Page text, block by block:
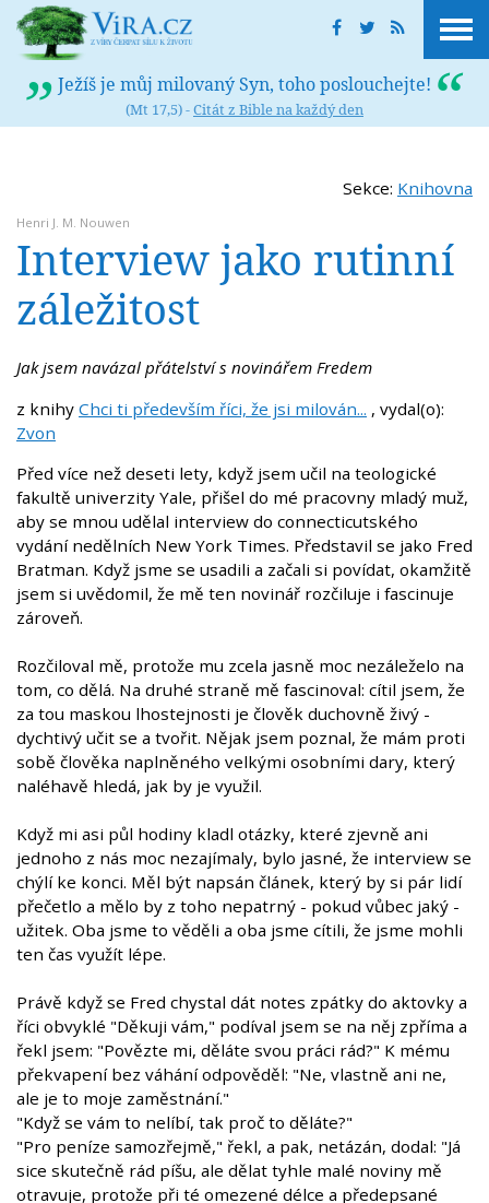
Ježíš je můj milovaný Syn, toho poslouchejte!
(Mt 17,5) -Citát z Bible na každý den
Sekce: Knihovna
Henri J. M. Nouwen
Interview jako rutinní
záležitost
Jak jsem navázal přátelství s novinářem Fredem
z knihy Chci ti především říci, že jsi milován... , vydal(o):
Zvon
Před více než deseti lety, když jsem učil na teologické
fakultě univerzity Yale, přišel do mé pracovny mladý muž,
aby se mnou udělal interview do connecticutského
vydání nedělních New York Times. Představil se jako Fred
Bratman. Když jsme se usadili a začali si povídat, okamžitě
jsem si uvědomil, že mě ten novinář rozčiluje i fascinuje
zároveň.
Rozčiloval mě, protože mu zcela jasně moc nezáleželo na
tom, co dělá. Na druhé straně mě fascinoval: cítil jsem, že
za tou maskou lhostejnosti je člověk duchovně živý -
dychtivý učit se a tvořit. Nějak jsem poznal, že mám proti
sobě člověka naplněného velkými osobními dary, který
naléhavě hledá, jak by je využil.
Když mi asi půl hodiny kladl otázky, které zjevně ani
jednoho z nás moc nezajímaly, bylo jasné, že interview se
chýlí ke konci. Měl být napsán článek, který by si pár lidí
přečetlo a mělo by z toho nepatrný - pokud vůbec jaký -
užitek. Oba jsme to věděli a oba jsme cítili, že jsme mohli
ten čas využít lépe.
Právě když se Fred chystal dát notes zpátky do aktovky a
říci obvyklé "Děkuji vám," podíval jsem se na něj zpříma a
řekl jsem: "Povězte mi, děláte svou práci rád?" K mému
překvapení bez váhání odpověděl: "Ne, vlastně ani ne,
ale je to moje zaměstnání."
"Když se vám to nelíbí, tak proč to děláte?"
"Pro peníze samozřejmě," řekl, a pak, netázán, dodal: "Já
sice skutečně rád píšu, ale dělat tyhle malé noviny mě
otravuje, protože při té omezené délce a předepsané